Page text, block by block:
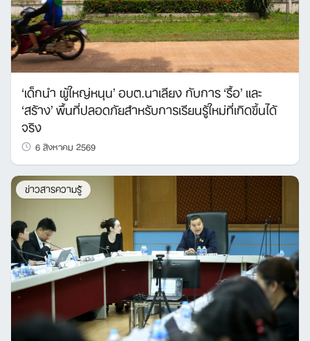
‘เด็กนำ ผู้ใหญ่หนุน’ อบต.นาเลียง กับการ ‘รื้อ’ และ
‘สร้าง’ พื้นที่ปลอดภัยสำหรับการเรียนรู้ใหม่ที่เกิดขึ้นได้
จริง
6 สิงหาคม 2569
ข่าวสารความรู้